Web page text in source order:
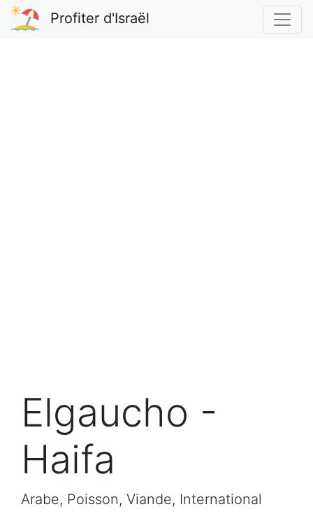
Profiter d'Israël
Elgaucho -
Haifa
Arabe, Poisson, Viande, International